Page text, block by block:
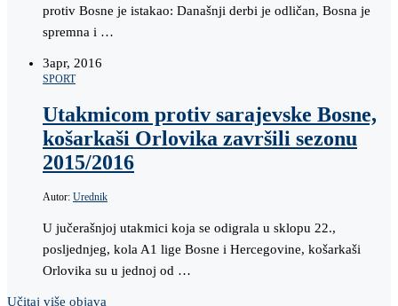
protiv Bosne je istakao: Današnji derbi je odličan, Bosna je
spremna i …
3apr, 2016
SPORT
Utakmicom protiv sarajevske Bosne,
košarkaši Orlovika završili sezonu
2015/2016
Autor: Urednik
U jučerašnjoj utakmici koja se odigrala u sklopu 22.,
posljednjeg, kola A1 lige Bosne i Hercegovine, košarkaši
Orlovika su u jednoj od …
Učitaj više objava